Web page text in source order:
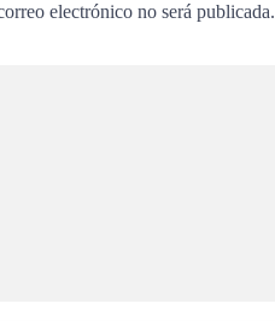
electrónico no será publicada.